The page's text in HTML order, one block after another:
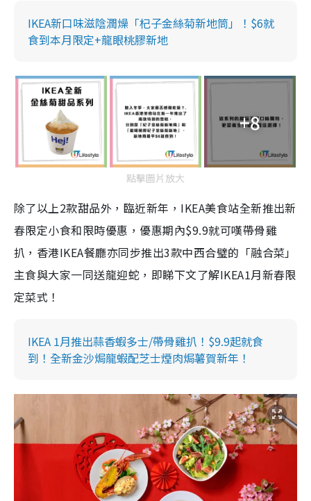
IKEA新口味滋陰潤燥「杞子金絲菊新地筒」！$6就
食到本月限定+龍眼桃膠新地
+8
點擊圖片放大
除了以上2款甜品外，臨近新年，IKEA美食站全新推出新
春限定小食和限時優惠，優惠期內$9.9就可嘆帶骨雞
扒，香港IKEA餐廳亦同步推出3款中西合璧的「融合菜」
主食與大家一同送龍迎蛇，即睇下文了解IKEA1月新春限
定菜式！
IKEA 1月推出蒜香蝦多士/帶骨雞扒！$9.9起就食
到！全新金沙焗龍蝦配芝士煙肉焗薯賀新年！